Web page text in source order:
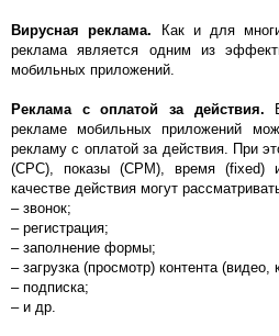
Вирусная реклама. Как и для
реклама является одним из
мобильных приложений.
Реклама с оплатой за действия.
рекламе мобильных приложений
рекламу с оплатой за действия. При
(CPC), показы (CPM), время
качестве действия могут
– звонок;
– регистрация;
– заполнение формы;
– загрузка (просмотр) контента
– подписка;
– и др.